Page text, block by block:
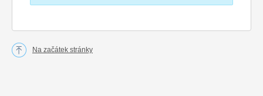
Na začátek stránky